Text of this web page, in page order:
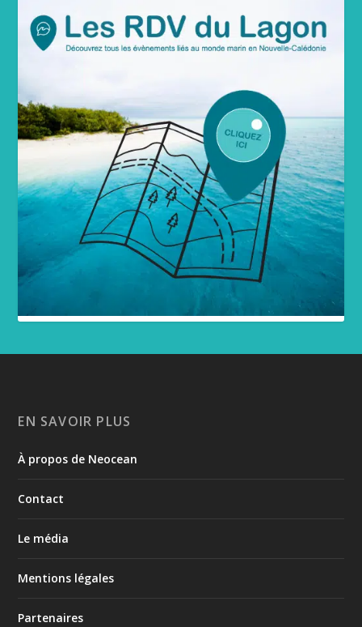
EN SAVOIR PLUS
À propos de Neocean
Contact
Le média
Mentions légales
Partenaires